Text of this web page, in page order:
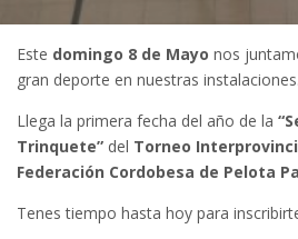
Este domingo 8 de Mayo nos
gran deporte en nuestras instalaciones.
Llega la primera fecha del año de la
Trinquete” del Torneo
Federación Cordobesa de Pelota
Tenes tiempo hasta hoy para